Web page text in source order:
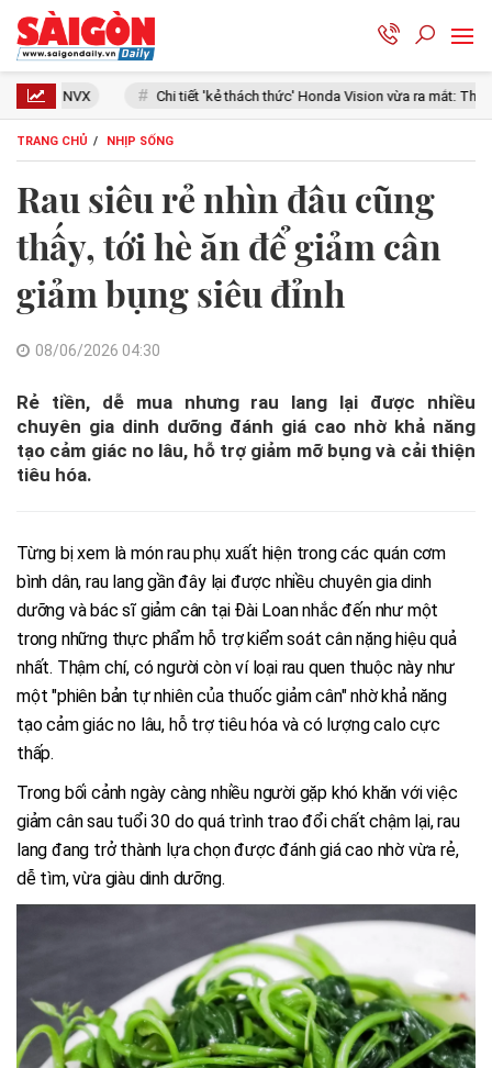
tiết 'kẻ thách thức' Honda Vision vừa ra mắt: Thiết kế đẹp như SH Mode,
TRANG CHỦ NHỊP SỐNG
Rau siêu rẻ nhìn đâu cũng
thấy, tới hè ăn để giảm cân
giảm bụng siêu đỉnh
08/06/2026 04:30
Rẻ tiền, dễ mua nhưng rau lang lại được nhiều
chuyên gia dinh dưỡng đánh giá cao nhờ khả năng
tạo cảm giác no lâu, hỗ trợ giảm mỡ bụng và cải thiện
tiêu hóa.
Từng bị xem là món rau phụ xuất hiện trong các quán cơm
bình dân, rau lang gần đây lại được nhiều chuyên gia dinh
dưỡng và bác sĩ giảm cân tại Đài Loan nhắc đến như một
trong những thực phẩm hỗ trợ kiểm soát cân nặng hiệu quả
nhất. Thậm chí, có người còn ví loại rau quen thuộc này như
một "phiên bản tự nhiên của thuốc giảm cân" nhờ khả năng
tạo cảm giác no lâu, hỗ trợ tiêu hóa và có lượng calo cực
thấp.
Trong bối cảnh ngày càng nhiều người gặp khó khăn với việc
giảm cân sau tuổi 30 do quá trình trao đổi chất chậm lại, rau
lang đang trở thành lựa chọn được đánh giá cao nhờ vừa rẻ,
dễ tìm, vừa giàu dinh dưỡng.